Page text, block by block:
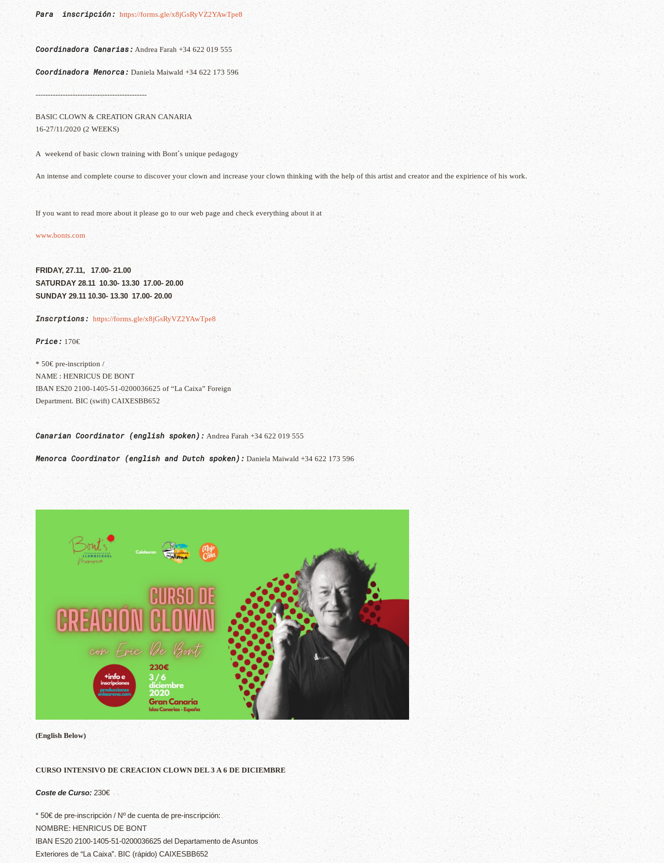
Para inscripción: https://forms.gle/x8jGsRyVZ2YAwTpe8
Coordinadora Canarias: Andrea Farah +34 622 019 555
Coordinadora Menorca: Daniela Maiwald +34 622 173 596
---------------------------------------------
BASIC CLOWN & CREATION GRAN CANARIA
16-27/11/2020 (2 WEEKS)
A weekend of basic clown training with Bont´s unique pedagogy
An intense and complete course to discover your clown and increase your clown thinking with the help of this artist and creator and the expirience of his work.
If you want to read more about it please go to our web page and check everything about it at
www.bonts.com
FRIDAY, 27.11, 17.00- 21.00
SATURDAY 28.11 10.30- 13.30 17.00- 20.00
SUNDAY 29.11 10.30- 13.30 17.00- 20.00
Inscrptions: https://forms.gle/x8jGsRyVZ2YAwTpe8
Price: 170€
* 50€ pre-inscription /
NAME : HENRICUS DE BONT
IBAN ES20 2100-1405-51-0200036625 of “La Caixa” Foreign
Department. BIC (swift) CAIXESBB652
Canarian Coordinator (english spoken): Andrea Farah +34 622 019 555
Menorca Coordinator (english and Dutch spoken): Daniela Maiwald +34 622 173 596
(English Below)
CURSO INTENSIVO DE CREACION CLOWN DEL 3 A 6 DE DICIEMBRE
Coste de Curso: 230€
* 50€ de pre-inscripción / Nºde cuenta de pre-inscripción:
NOMBRE: HENRICUS DE BONT
IBAN ES20 2100-1405-51-0200036625 del Departamento de Asuntos
Exteriores de “La Caixa”. BIC (rápido) CAIXESBB652